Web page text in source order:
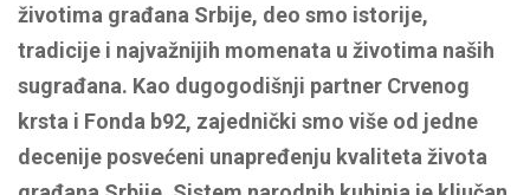
životima građana Srbije, deo smo istorije,
tradicije i najvažnijih momenata u životima naših
sugrađana. Kao dugogodišnji partner Crvenog
krsta i Fonda b92, zajednički smo više od jedne
decenije posvećeni unapređenju kvaliteta života